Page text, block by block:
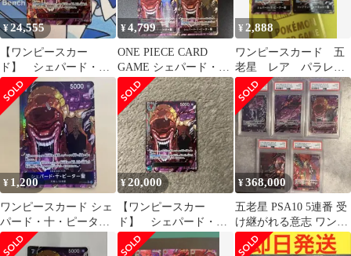
¥24,555
【ワンピースカー
ド】 シェパード・
十・ピーター聖 レッド
パラレル 赤文字
¥4,799
ONE PIECE CARD
GAME シェパード・
十・ピーター聖 レアパ
ラレル
¥ 2,888
ワンピースカード 五
老星 レア パラレ
ル 2枚
¥ 1,200
ワンピースカード シェ
パード・十・ピーター
聖 R パラレル OP13-
084
¥20,000
【ワンピースカー
ド】 シェパード・
十・ピーター聖 レッド
パラレル 赤文字
¥368,000
五老星 PSA10 5連番 受
け継がれる意志 ワンピ
ースカード ONEPIECE